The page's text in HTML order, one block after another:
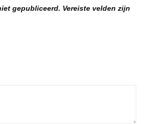
gepubliceerd. Vereiste velden zijn